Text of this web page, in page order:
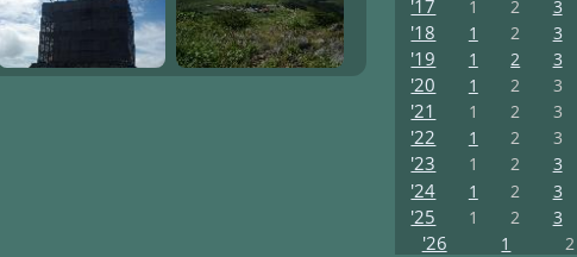
'17 1 2 3
'18 1 2 3
'19 1 2 3
'20 1 2 3
'21 1 2 3
'22 1 2 3
'23 1 2 3
'24 1 2 3
'25 1 2 3
'26 1 2